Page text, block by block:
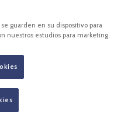
guarden en su dispositivo para
nuestros estudios para marketing.